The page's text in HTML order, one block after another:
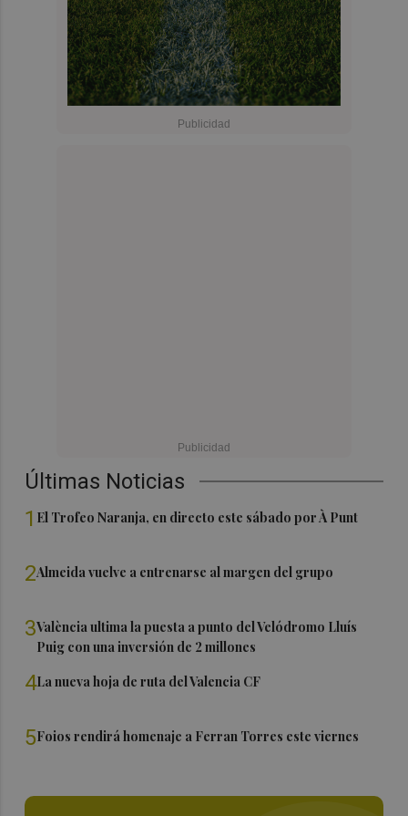
Últimas Noticias
1 El Trofeo Naranja, en directo este sábado por À Punt
2Almeida vuelve a entrenarse al margen del grupo
3València ultima la puesta a punto del Velódromo Lluís
Puig con una inversión de 2 millones
4La nueva hoja de ruta del Valencia CF
5Foios rendirá homenaje a Ferran Torres este viernes